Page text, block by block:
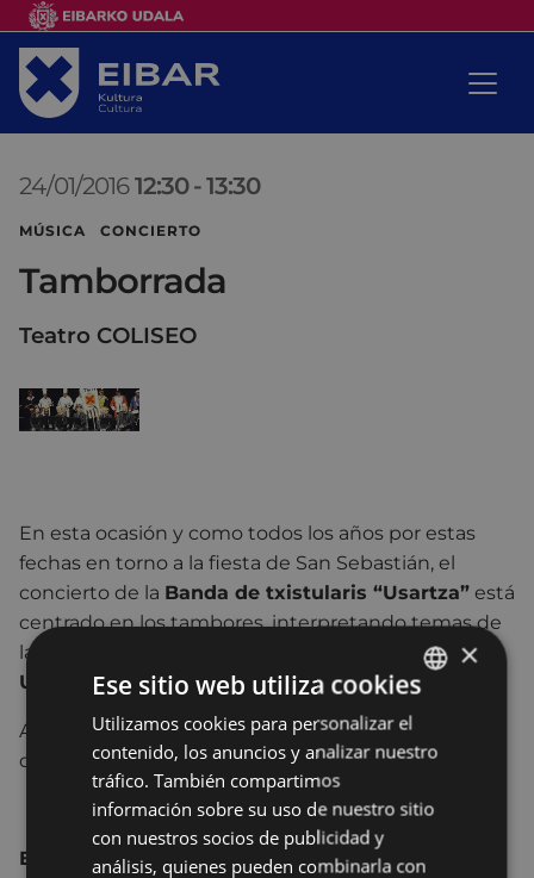
24/01/2016 12:30 -13:30
MÚSICA CONCIERTO
Tamborrada
Teatro COLISEO
En esta ocasión y como todos los años por estas
fechas en torno a la fiesta de San Sebastián, el
concierto de la Banda de txistularis “Usartza” está
centrado en los tambores, interpretando temas de
las diferentes tamborradas de
Eibar, Donostia,
Urnieta, Mutriku, Deba, …
Además, participan laTamborrada de Eibar
quinteto de metal “Molto Vivace”.
Egitaraua / Programa:
BASQUE
SPANISH
×
Ese sitio web utiliza cookies
Utilizamos cookies para personalizar el
contenido, los anuncios y analizar nuestro
tráfico. También compartimos
información sobre su uso de nuestro sitio
con nuestros socios de publicidad y
análisis, quienes pueden combinarla con